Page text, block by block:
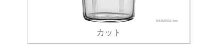
カット